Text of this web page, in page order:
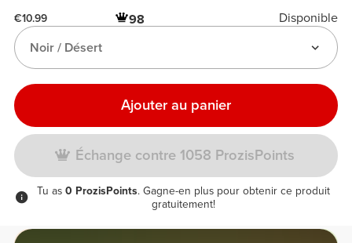
€10.99 98
Disponible
Noir / Désert
Ajouter au panier
Échange contre 1058 ProzisPoints
Tu as 0 ProzisPoints. Gagne-en plus pour obtenir ce produit
gratuitement!